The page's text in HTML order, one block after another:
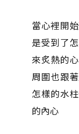
當心裡開
是受到了
來炙熱的
周圍也跟
怎樣的水
的內心